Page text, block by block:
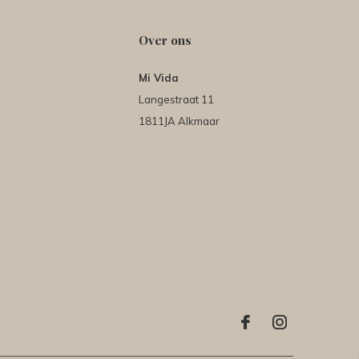
Over ons
Mi Vida
Langestraat 11
1811JA Alkmaar